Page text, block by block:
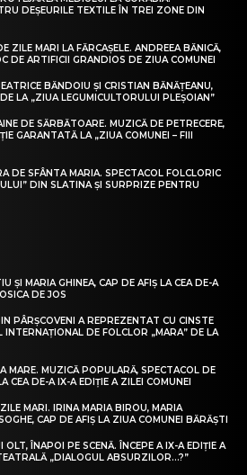
DEȘEURILE TEXTILE ÎN TREI ZONE DIN
ZILE MARI LA FĂRCAȘELE. ANDREEA BĂNICĂ,
DE ARTIFICII GRANDIOS DE ZIUA COMUNEI
BĂNDOIU ȘI CRISTIAN BĂNĂȚEANU,
LA „ZIUA LEGUMICULTORULUI PLEȘOIAN”
DE SĂRBĂTOARE. MUZICĂ DE PETRECERE,
GARANTATĂ LA „ZIUA COMUNEI – FIII
DE SFÂNTA MARIA. SPECTACOL FOLCLORIC
DIN SLATINA ȘI SURPRIZE PENTRU
ȘI MARIA GHINEA, CAP DE AFIȘ LA CEA DE-A
DE JOS
PÂRȘCOVENI A REPREZENTAT CU CINSTE
INTERNAȚIONAL DE FOLCLOR „MARA” DE LA
MARE. MUZICĂ POPULARĂ, SPECTACOL DE
CEA DE-A IX-A EDIȚIE A ZILEI COMUNEI
MARI. IRINA MARIA BIROU, MARIA
CAP DE AFIȘ LA ZIUA COMUNEI BĂRĂȘTI
ÎNAPOI PE SCENĂ. ÎNCEPE A IX-A EDIȚIE A
„DIALOGUL ABSURZILOR…?”